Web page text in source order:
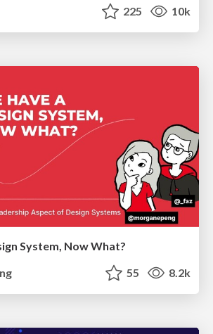
225 10k
System, Now What?
55 8.2k